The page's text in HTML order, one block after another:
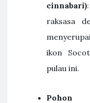
cinnabari)
raksasa
ikon
pulau ini.